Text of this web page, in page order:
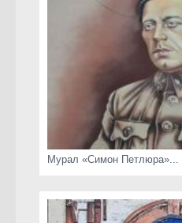
Мурал «Симон Петлюра»...